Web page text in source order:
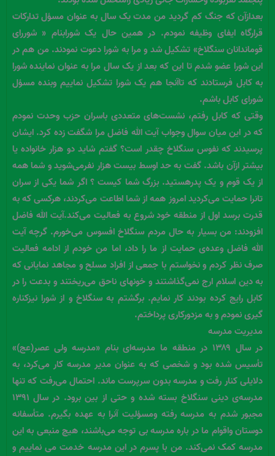
بعدازآن که جنگ کم گردید من مدت یک سال به عنوان مسؤل تدارکات
قرارگاه ایفای وظیفه نمودم. در همین حال یک شورابنام « شوررای
قوماندانان سنگلاخ» تشکیل شد و مرا به شورا دعوت نمودند. من هم در
این شورا عضو شدم تا این که بعد از یک سال مرا به عنوان نماینده شورا
به کابل فرستادند که تاآنجا هم یک شورا تشکیل نماییم وبنده مسؤل
شورای کابل باشم.
وقتی که کابل رفتم، نشست‌های متعددی باسران حزب وحدت نمودم
که در این میان سوال وجواب آیت الله فاضل مرا شگفت زده کرد. ایشان
پرسیدند که نفوس سنگلاخ چقدر است؟ گفتم شاید دو هزار خانواده یا
بیشتر ازآن باشد. گفت به حد اوسط بیست هزار نفرمی‌شوید و شما همه
از یک قوم و یک پدرهستید. بزرگ شما کیست ؟ اگر شما یکی از سران
تانرا حمایت می‌کردید امروز همه از شما اطاعت می‌کردند، هرکسی که به
قدرت برسد اول از منطقه خود شروع به فعالیت می‌کند.آیت الله فاضل
افزودند: من بسیار به حال مردم سنگلاخ افسوس می‌خورم. گرچه آیت
الله فاضل وعده‌ی حمایت از ما را داد، اما من خودم از ادامه فعالیت
صرف نظر کردم و نخواستم با جمعی از افراد مسلح و مجاهد نمایانی که
به دین اسلام ارج نمی‌گذاشتند و خونهای ناحق می‌ریختند و بدعت را در
کابل رایج کرده بودند کار نمایم. برگشتم به سنگلاخ و از شورا نیزکناره
گیری نمودم و به مزدورکاری پرداختم.
مدیریت مدرسه
در سال ۱۳۸۹ در منطقه ما مدرسه‌ای بنام «مدرسه ولی عصر(عج)»
تأسیس شده بود و شخصی که به عنوان مدیر مدرسه کار می‌کرد، به
دلایلی کنار رفت و مدرسه بدون سرپرست ماند. احتمال می‌رفت که تنها
مدرسه‌ی دینی سنگلاخ بسته شده و حتی از بین برود. در سال ۱۳۹۱
مجبور شدم به مدرسه رفته ومسؤلیت آنرا به عهده بگیرم. متأسفانه
دوستان واقوام ما در باره مدرسه بی توجه می‌باشند، هیچ منبعی به این
مدرسه کمک نمی‌کند. من با پسرم در این مدرسه خدمت می نماییم و